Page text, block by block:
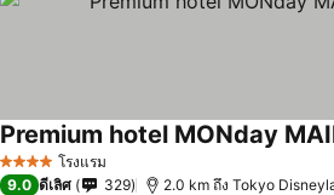
4 ดาว โรงแรม
Premium hotel MONday
9.0 ดีเลิศ 329 2.0 km ถึง Tokyo